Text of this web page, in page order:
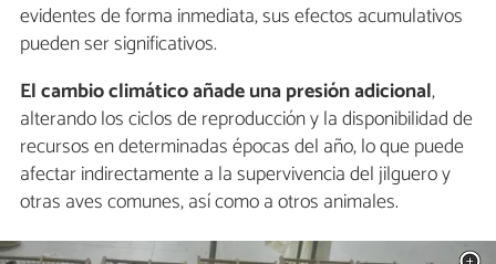
evidentes de forma inmediata, sus efectos acumulativos
pueden ser significativos.
El cambio climático añade una presión adicional,
alterando los ciclos de reproducción y la disponibilidad de
recursos en determinadas épocas del año, lo que puede
afectar indirectamente a la supervivencia del jilguero y
otras aves comunes, así como a otros animales.